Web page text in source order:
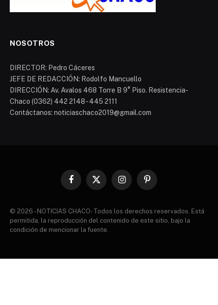
NOSOTROS
DIRECTOR: Pedro Cáceres
JEFE DE REDACCIÓN: Rodolfo Mancuello
DIRECCIÓN: Av. Avalos 468 Torre B 9° Piso. Resistencia-
Chaco (0362) 442 2148 - 445 2111
Contáctanos: noticiaschaco2019@gmail.com
Facebook
X
InstagramPinterest
© 2026 - NOTICIAS CHACO- Todos los derechos reservados. Está
permitida, la reproducción del contenido de este sitio, bajo la
condición de mencionar la fuente.